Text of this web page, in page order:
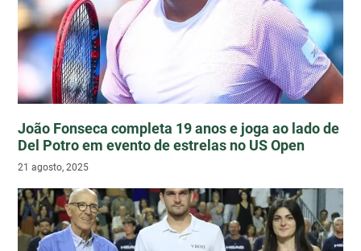
João Fonseca completa 19 anos e joga ao lado de
Del Potro em evento de estrelas no US Open
21 agosto, 2025